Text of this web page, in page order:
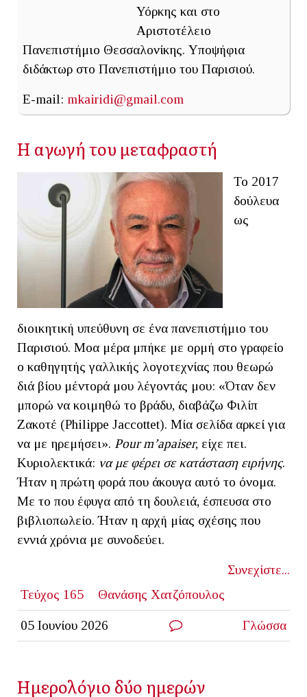
Υόρκης και στο
Αριστοτέλειο
Πανεπιστήμιο Θεσσαλονίκης. Υποψήφια
διδάκτωρ στο Πανεπιστήμιο του Παρισιού.
E-mail: mkairidi@gmail.com
Η αγωγή του μεταφραστή
To 2017
δούλευα
ως
διοικητική υπεύθυνη σε ένα πανεπιστήμιο του
Παρισιού. Μοα μέρα μπήκε με ορμή στο γραφείο
ο καθηγητής γαλλικής λογοτεχνίας που θεωρώ
διά βίου μέντορά μου λέγοντάς μου: «Όταν δεν
μπορώ να κοιμηθώ το βράδυ, διαβάζω Φιλίπ
Ζακοτέ (Philippe Jaccottet). Μία σελίδα αρκεί για
να με ηρεμήσει». Pour m’apaiser, είχε πει.
Κυριολεκτικά: να με φέρει σε κατάσταση ειρήνης.
Ήταν η πρώτη φορά που άκουγα αυτό το όνομα.
Με το που έφυγα από τη δουλειά, έσπευσα στο
βιβλιοπωλείο. Ήταν η αρχή μίας σχέσης που
εννιά χρόνια με συνοδεύει.
Συνεχίστε...
Τεύχος 165
Θανάσης Χατζόπουλος
05 Ιουνίου 2026 Γλώσσα
Ημερολόγιο δύο ημερών